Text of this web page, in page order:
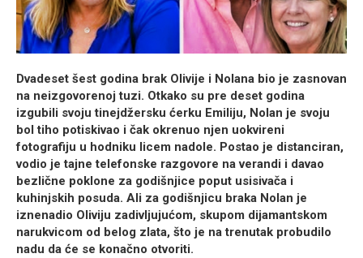
Dvadeset šest godina brak Olivije i Nolana bio je zasnovan
na neizgovorenoj tuzi. Otkako su pre deset godina
izgubili svoju tinejdžersku ćerku Emiliju, Nolan je svoju
bol tiho potiskivao i čak okrenuo njen uokvireni
fotografiju u hodniku licem nadole. Postao je distanciran,
vodio je tajne telefonske razgovore na verandi i davao
bezlične poklone za godišnjice poput usisivača i
kuhinjskih posuda. Ali za godišnjicu braka Nolan je
iznenadio Oliviju zadivljujućom, skupom dijamantskom
narukvicom od belog zlata, što je na trenutak probudilo
nadu da će se konačno otvoriti.